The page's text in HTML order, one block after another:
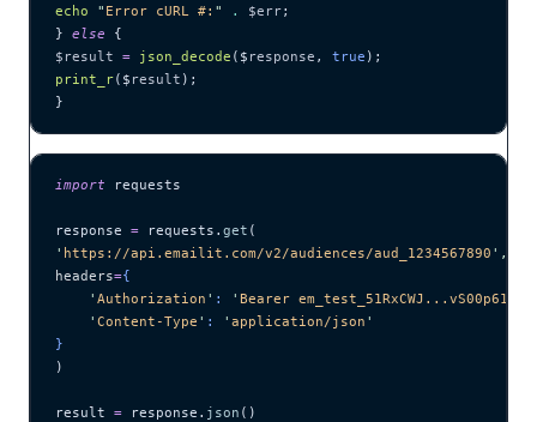
echo " Error cURL #: " . $err;
} else {
$result = json_decode ($ response , true );
print_r($ result );
}
import requests
response = requests. get (
' https://api.emailit.com/v2/audiences/aud_1234567890 ' ,
headers={
    '
Authorization ' : ' Bearer
    '
Content-Type ' : ' application/json '
}
)
result = response. json ()